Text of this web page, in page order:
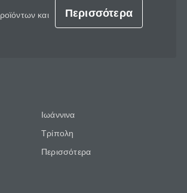
και
Περισσότερα
Ιωάννινα
Τρίπολη
Περισσότερα